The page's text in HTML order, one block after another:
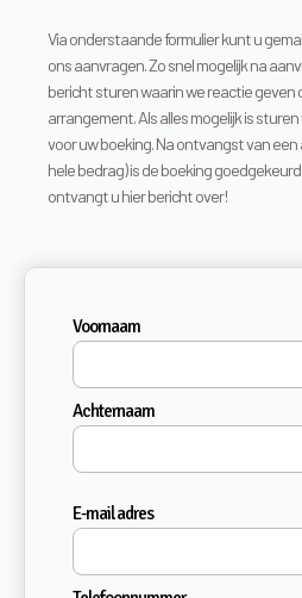
Via onderstaande formulier kunt u
ons aanvragen. Zo snel mogelijk na
bericht sturen waarin we reactie geven
arrangement. Als alles mogelijk is
voor uw boeking. Na ontvangst van
hele bedrag) is de boeking
ontvangt u hier bericht over!
Voornaam
Achternaam
E-mail adres